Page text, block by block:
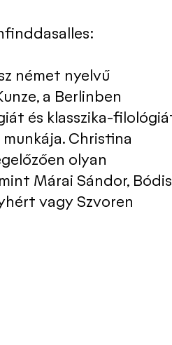
német nyelvű
a Berlinben
és klasszika-
Christina
olyan
Márai Sándor, Bódis
vagy Szvoren